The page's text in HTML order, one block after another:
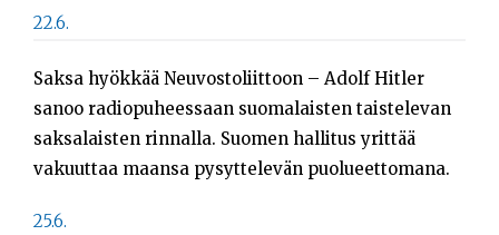
22.6.
Saksa hyökkää Neuvostoliittoon – Adolf Hitler
sanoo radiopuheessaan suomalaisten taistelevan
saksalaisten rinnalla. Suomen hallitus yrittää
vakuuttaa maansa pysyttelevän puolueettomana.
25.6.